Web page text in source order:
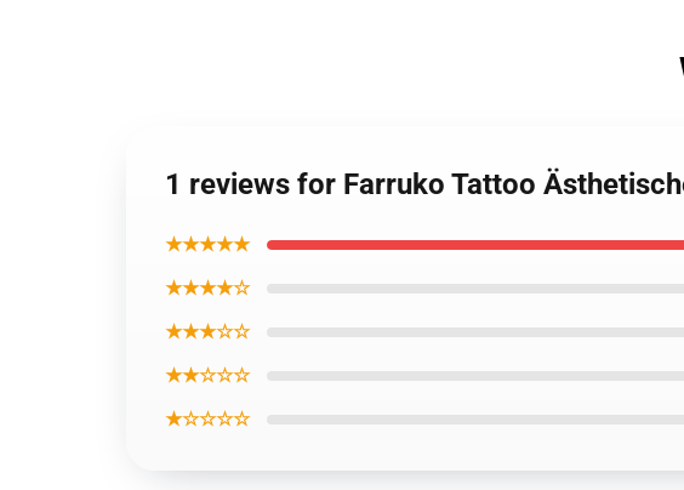
1 reviews for Farruko Tattoo
★★★★★
★★★★☆
★★★☆☆
★★☆☆☆
★☆☆☆☆